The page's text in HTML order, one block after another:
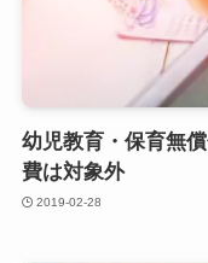
幼児教育・保育無
費は対象外
2019-02-28